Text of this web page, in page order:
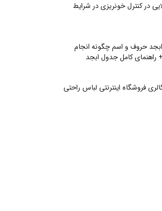
در کنترل خونریزی در شرایط
حروف و اسم چگونه انجام
کامل جدول ابجد
فروشگاه اینترنتی لباس راحتی